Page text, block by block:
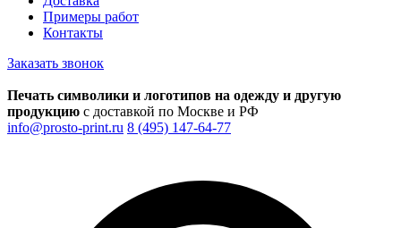
Примеры работ
Контакты
Заказать звонок
Печать символики и логотипов на одежду и другую
продукцию с доставкой по Москве и РФ
info@prosto-print.ru 8 (495) 147-64-77